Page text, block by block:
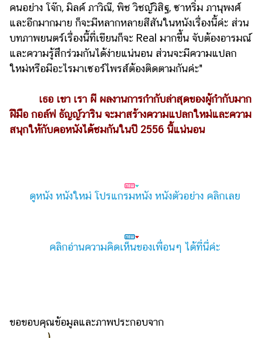
คนอย่าง โจ๊ก, มิลค์ ภาวิณี, พิช วิชญ์วิสิฐ, ซาหริ่ม ภานุพงศ์
และอีกมากมาย ก็จะมีหลากหลายสีสันในหนังเรื่องนี้ค่ะ ส่วน
บทภาพยนตร์เรื่องนี้ที่เขียนก็จะ Real มากขึ้น จับต้องอารมณ์
และความรู้สึกร่วมกันได้ง่ายแน่นอน ส่วนจะมีความแปลก
ใหม่หรือมีอะไรมาเซอร์ไพรส์ต้องติดตามกันค่ะ"
เธอ เขา เรา ผี ผลงานการกำกับล่าสุดของผู้กำกับมาก
ฝีมือ กอล์ฟ ธัญญ์วาริน จะมาสร้างความแปลกใหม่และความ
สนุกให้กับคอหนังได้ชมกันในปี 2556 นี้แน่นอน
ดูหนัง หนังใหม่ โปรแกรมหนัง หนังตัวอย่าง คลิกเลย
คลิกอ่านความคิดเห็นของเพื่อนๆ ได้ที่นี่ค่ะ
ขอขอบคุณข้อมูลและภาพประกอบจาก